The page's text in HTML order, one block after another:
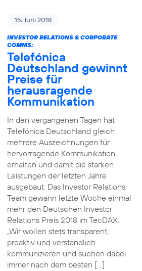
15. Juni 2018
INVESTOR RELATIONS & CORPORATE
COMMS:
Telefónica
Deutschland gewinnt
Preise für
herausragende
Kommunikation
In den vergangenen Tagen hat
Telefónica Deutschland gleich
mehrere Auszeichnungen für
hervorragende Kommunikation
erhalten und damit die starken
Leistungen der letzten Jahre
ausgebaut. Das Investor Relations
Team gewann letzte Woche einmal
mehr den Deutschen Investor
Relations Preis 2018 im TecDAX.
„Wir wollen stets transparent,
proaktiv und verständlich
kommunizieren und suchen dabei
immer nach dem besten […]